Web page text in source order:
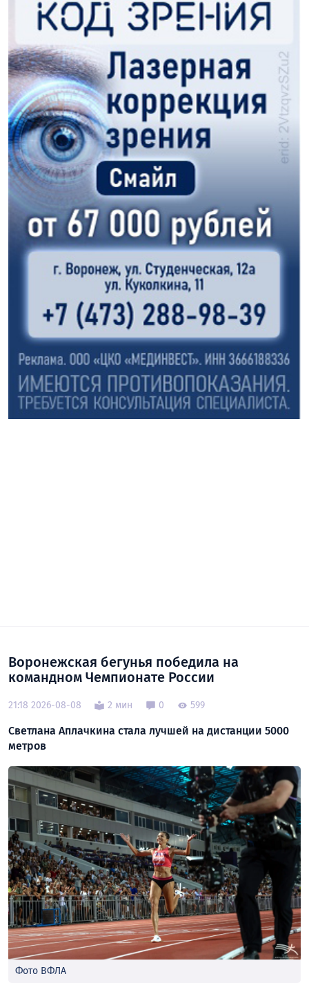
Воронежская бегунья победила на
командном Чемпионате России
21:18 2026-08-08 2 мин 0 599
Светлана Аплачкина стала лучшей на дистанции 5000
метров
Фото ВФЛА